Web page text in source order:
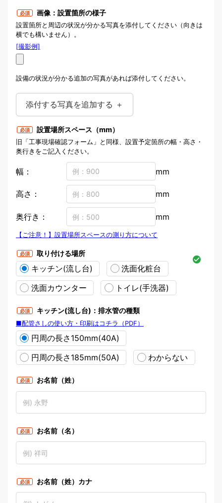
必須 画像：設置箇所の様子
設置箇所と周辺の状況が分かる写真を添付してください（向きは
横でも構いません）。
[撮影例]
同様）
設備の状況が分かる追加の写真があれば添付してください。
添付する写真を追加する ＋
必須 設置場所スペース（mm）
旧「工事現場確認フォーム」と同様、設置予定箇所の幅・高さ・
奥行きをご記入ください。
幅： mm
高さ： mm
奥行き： mm
【ご注意！】設置場所スペースの測り方について
設置場所スペースの測り方につい
て
必須 取り付ける場所
キッチン(流し台)
洗面化粧台
洗面カウンター
トイレ(手洗器)
必須 キッチン(流し台)：排水管の種類
■配管さしの使い方・印刷はコチラ（PDF）
円周の長さ150mm(40A)
円周の長さ185mm(50A)
わからない
必須 お名前（姓）
必須 お名前（名）
必須 お名前（姓）カナ